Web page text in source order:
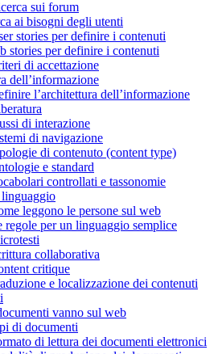
sui forum
ai bisogni degli utenti
stories per definire i contenuti
stories per definire i contenuti
di accettazione
dell’informazione
l’architettura dell’informazione
di interazione
di navigazione
di contenuto (content type)
e standard
controllati e tassonomie
leggono le persone sul web
regole per un linguaggio semplice
collaborativa
critique
e localizzazione dei contenuti
vanno sul web
di documenti
di lettura dei documenti elettronici